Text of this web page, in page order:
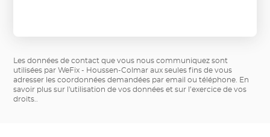
Les données de contact que vous nous communiquez sont
utilisées par WeFix - Houssen-Colmar aux seules fins de vous
adresser les coordonnées demandées par email ou téléphone.
En
savoir plus sur l'utilisation de vos données et sur l’exercice de vos
droits.